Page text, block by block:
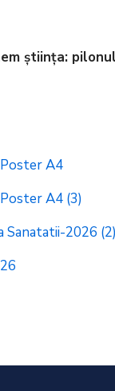
știința:
A4
A4 (3)
Sanatatii-2026 (2)